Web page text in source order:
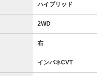
ハイブリッド
2WD
右
インパネCVT